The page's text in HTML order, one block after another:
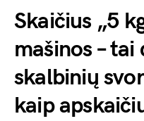
Skaičius „5
mašinos –
skalbinių
kaip